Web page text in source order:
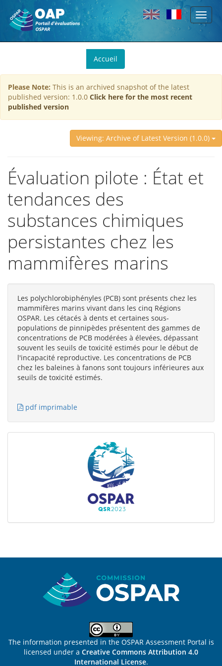
Skip to main content
Toggle
You
are
here
Accueil
Please Note: This is an archived snapshot of the latest
published version: 1.0.0 Click here for the most recent
published version
Viewing: Archive of Latest Version (1.0.0)
Évaluation pilote : État et
tendances des
substances chimiques
persistantes chez les
mammifères marins
Les polychlorobiphényles (PCB) sont présents chez les
mammifères marins vivant dans les cinq Régions
OSPAR. Les cétacés à dents et certaines sous-
populations de pinnipèdes présentent des gammes de
concentrations de PCB modérées à élevées, dépassant
souvent les seuils de toxicité estimés pour le début de
l'incapacité reproductive. Les concentrations de PCB
chez les baleines à fanons sont toujours inférieures aux
seuils de toxicité estimés.
pdf imprimable
The information presented in the OSPAR Assessment Portal is
licensed under a Creative Commons Attribution 4.0
International License.